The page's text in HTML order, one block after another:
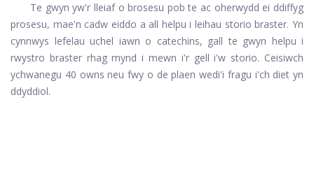
Te gwyn yw'r lleiaf o brosesu pob te ac oherwydd ei ddiffyg
prosesu, mae'n cadw eiddo a all helpu i leihau storio braster. Yn
cynnwys lefelau uchel iawn o catechins, gall te gwyn helpu i
rwystro braster rhag mynd i mewn i'r gell i'w storio. Ceisiwch
ychwanegu 40 owns neu fwy o de plaen wedi'i fragu i'ch diet yn
ddyddiol.